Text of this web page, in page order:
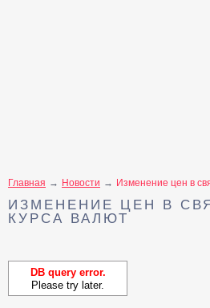
Главная Новости Изменение цен в
ИЗМЕНЕНИЕ ЦЕН В
КУРСА ВАЛЮТ
DB query error.
Please try later.